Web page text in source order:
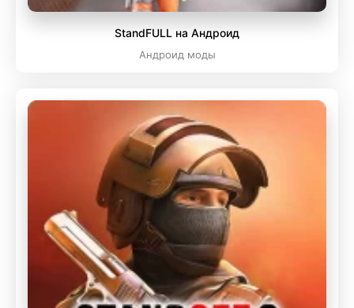
StandFULL на Андроид
Андроид моды